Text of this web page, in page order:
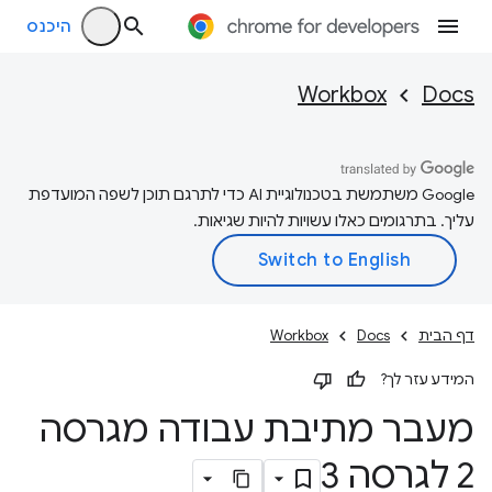
היכנס
Docs
Workbox
‫Google משתמשת בטכנולוגיית AI כדי לתרגם תוכן לשפה המועדפת
עליך. בתרגומים כאלו עשויות להיות שגיאות.
דף הבית Docs
Workbox
המידע עזר לך?
מעבר מתיבת עבודה מגרסה
2 לגרסה 3